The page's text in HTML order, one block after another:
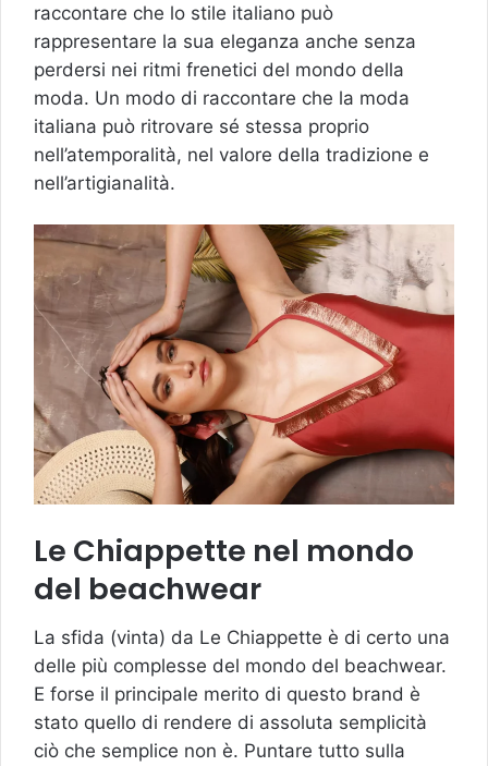
raccontare che lo stile italiano può
rappresentare la sua eleganza anche senza
perdersi nei ritmi frenetici del mondo della
moda. Un modo di raccontare che la moda
italiana può ritrovare sé stessa proprio
nell’atemporalità, nel valore della tradizione e
nell’artigianalità.
Le Chiappette nel mondo
del beachwear
La sfida (vinta) da Le Chiappette è di certo una
delle più complesse del mondo del beachwear.
E forse il principale merito di questo brand è
stato quello di rendere di assoluta semplicità
ciò che semplice non è. Puntare tutto sulla